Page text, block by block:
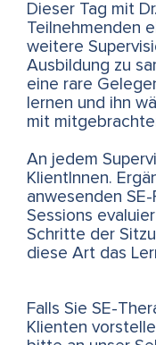
Dieser Tag mit
Teilnehmenden
weitere
Ausbildung zu
eine rare
lernen und ihn
mit
An jedem
KlientInnen.
anwesenden
Sessions
Schritte der
diese Art das
Falls Sie SE-
Klienten